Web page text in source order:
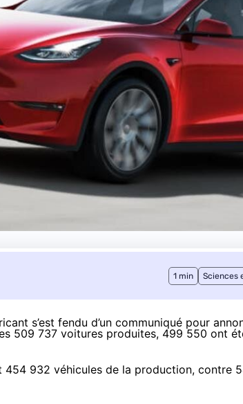
1 min Sciences
s’est fendu d’un communiqué pour
509 737 voitures produites, 499 550 ont
932 véhicules de la production, contre